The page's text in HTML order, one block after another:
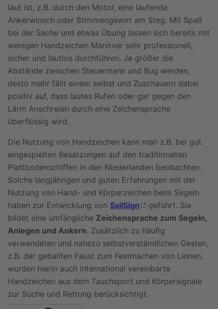
laut ist, z.B. durch den Motor, eine laufende
Ankerwinsch oder Stimmengewirr am Steg. Mit Spaß
bei der Sache und etwas Übung lassen sich bereits mit
wenigen Handzeichen Manöver sehr professionell,
sicher und lautlos durchführen. Je größer die
Abstände zwischen Steuermann und Bug werden,
desto mehr fällt einem selbst und Zuschauern dabei
positiv auf, dass lautes Rufen oder gar gegen den
Lärm Anschreien durch eine Zeichensprache
überflüssig wird.
Die Nutzung von Handzeichen kann man z.B. bei gut
eingespielten Besatzungen auf den traditionellen
Plattbodenschiffen in den Niederlanden beobachten.
Solche langjährigen und guten Erfahrungen mit der
Nutzung von Hand- und Körperzeichen beim Segeln
haben zur Entwicklung von SailSign
geführt. Sie
bildet eine umfängliche Zeichensprache zum Segeln,
Anlegen und Ankern. Zusätzlich zu häufig
verwendeten und nahezu selbstverständlichen Gesten,
z.B. der geballten Faust zum Festmachen von Leinen,
wurden hierin auch international vereinbarte
Handzeichen aus dem Tauchsport und Körpersignale
zur Suche und Rettung berücksichtigt.